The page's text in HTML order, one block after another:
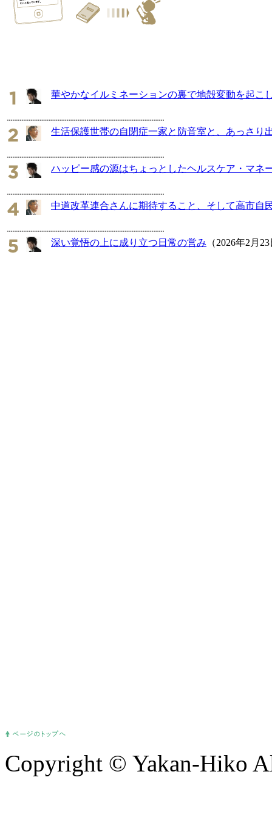
華やかなイルミネーションの裏で地殻変動を起こ
生活保護世帯の自閉症一家と防音室と、あっさり
ハッピー感の源はちょっとしたヘルスケア・マネ
中道改革連合さんに期待すること、そして高市自
深い覚悟の上に成り立つ日常の営み （2026年2月
Copyright © Yakan-Hiko